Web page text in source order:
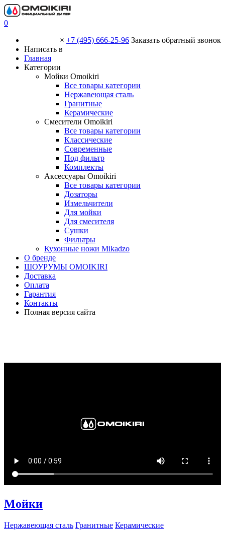
0
× +7 (495) 666-25-96 Заказать обратный звонок
Написать в
Главная
Категории
Мойки Omoikiri
Все товары категории
Нержавеющая сталь
Гранитные
Керамические
Смесители Omoikiri
Все товары категории
Классические
Современные
Под фильтр
Комплекты
Аксессуары Omoikiri
Все товары категории
Дозаторы
Измельчители
Для мойки
Для смесителя
Сушки
Фильтры
Кухонные ножи Mikadzo
О бренде
ШОУРУМЫ OMOIKIRI
Доставка
Оплата
Гарантия
Контакты
Полная версия сайта
Мойки
Нержавеющая сталь Гранитные Керамические